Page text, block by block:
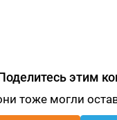
этим
тоже могли